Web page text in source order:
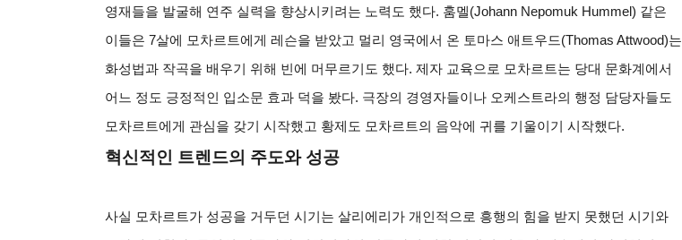
영재들을 발굴해 연주 실력을 향상시키려는 노력도 했다. 훔멜(Johann Nepomuk Hummel) 같은
이들은 7살에 모차르트에게 레슨을 받았고 멀리 영국에서 온 토마스 애트우드(Thomas Attwood)는
화성법과 작곡을 배우기 위해 빈에 머무르기도 했다. 제자 교육으로 모차르트는 당대 문화계에서
어느 정도 긍정적인 입소문 효과 덕을 봤다. 극장의 경영자들이나 오케스트라의 행정 담당자들도
모차르트에게 관심을 갖기 시작했고 황제도 모차르트의 음악에 귀를 기울이기 시작했다.
혁신적인 트렌드의 주도와 성공
사실 모차르트가 성공을 거두던 시기는 살리에리가 개인적으로 흥행의 힘을 받지 못했던 시기와